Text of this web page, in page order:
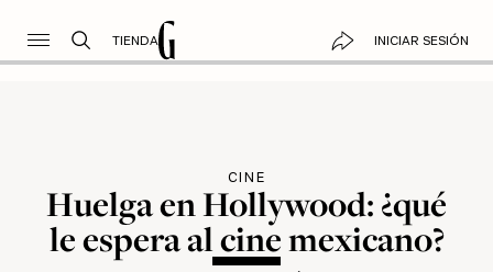
TIENDA INICIAR SESIÓN
CINE
Huelga en Hollywood: ¿qué
le espera al cine mexicano?